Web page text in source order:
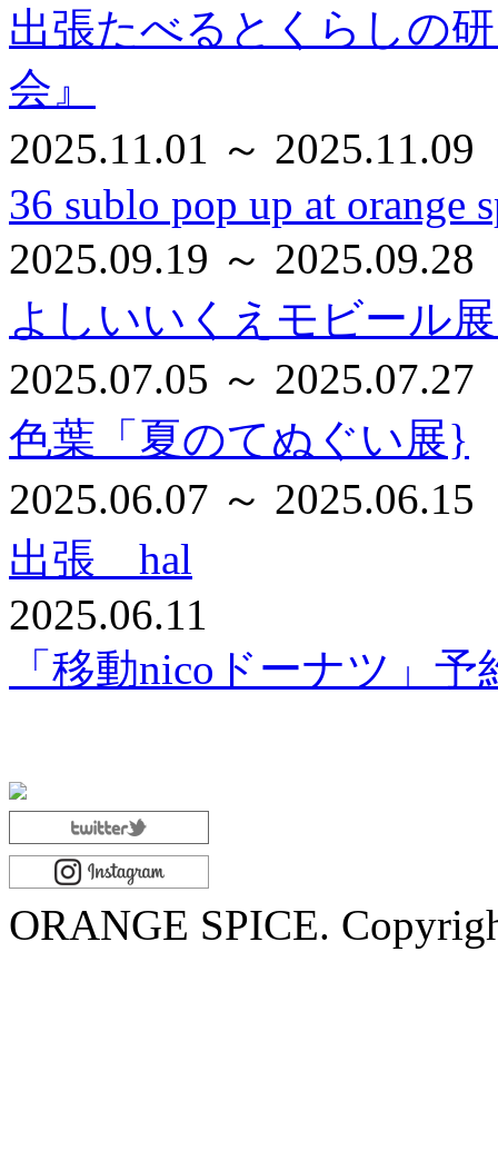
出張たべるとくらしの
会』
2025.11.01 ～ 2025.11.09
36 sublo pop up at orange
2025.09.19 ～ 2025.09.28
よしいいくえモビール
2025.07.05 ～ 2025.07.27
色葉「夏のてぬぐい展}
2025.06.07 ～ 2025.06.15
出張 hal
2025.06.11
「移動nicoドーナツ」
ORANGE SPICE.